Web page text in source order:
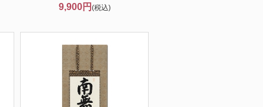
9,900円 (税込)